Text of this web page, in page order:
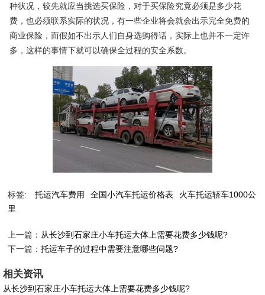
种状况，较先就应当挑选买保险，对于买保险究竟必须是多少花
费，也必须联系实际的状况，有一些企业将会就会出示完全免费的
商业保险，而假如不出示人们自身选购得话，实际上也并不一定许
多，这样的事情下就可以确保全过程的安全系数。
标签: 托运汽车费用 全国小汽车托运价格表
火车托运轿车1000公
里
上一篇： 从长沙到石家庄小车托运大体上需要花费多少钱呢?
下一篇：托运车子的过程中需要注意哪些问题?
相关资讯
从长沙到石家庄小车托运大体上需要花费多少钱呢?